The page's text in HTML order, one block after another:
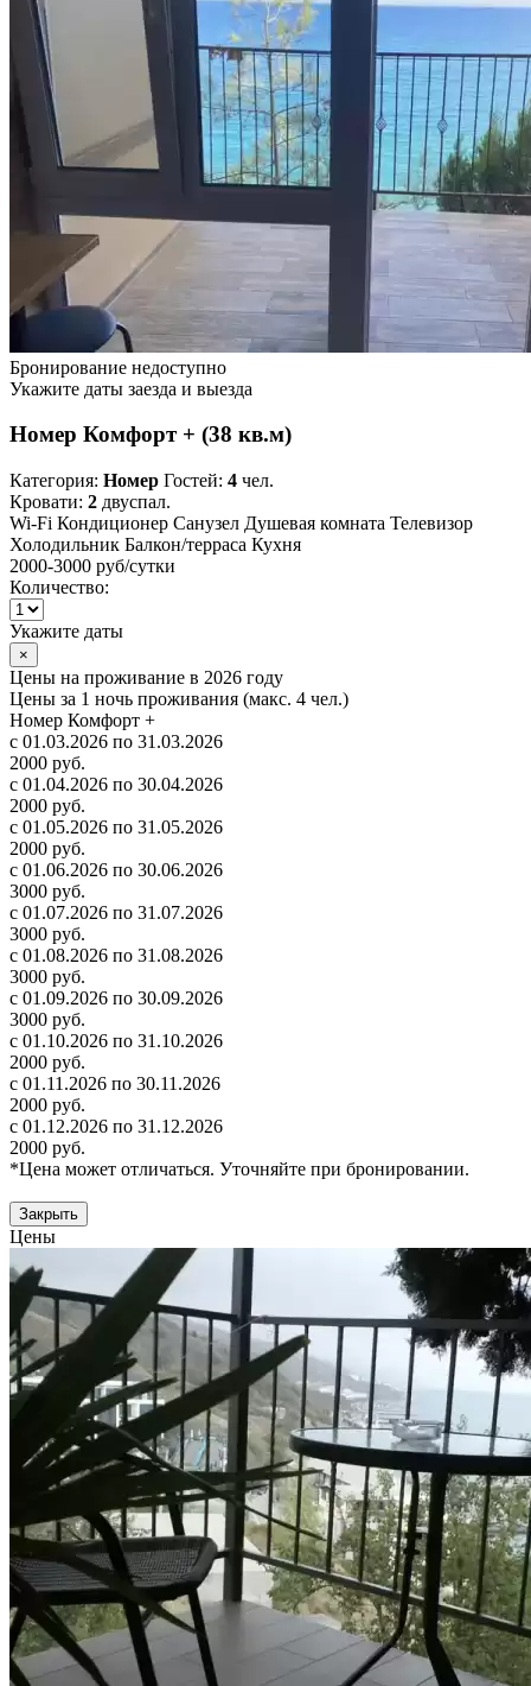
Бронирование недоступно
Укажите даты заезда и выезда
Номер Комфорт + (38 кв.м)
Категория: Номер Гостей: 4 чел.
Кровати: 2 двуспал.
Wi-Fi Кондиционер Санузел Душевая комната Телевизор
Холодильник Балкон/терраса Кухня
2000-3000 руб/сутки
Количество:
Укажите даты
×
Цены на проживание в 2026 году
Цены за 1 ночь проживания (макс. 4 чел.)
Номер Комфорт +
с 01.03.2026 по 31.03.2026
2000 руб.
с 01.04.2026 по 30.04.2026
2000 руб.
с 01.05.2026 по 31.05.2026
2000 руб.
с 01.06.2026 по 30.06.2026
3000 руб.
с 01.07.2026 по 31.07.2026
3000 руб.
с 01.08.2026 по 31.08.2026
3000 руб.
с 01.09.2026 по 30.09.2026
3000 руб.
с 01.10.2026 по 31.10.2026
2000 руб.
с 01.11.2026 по 30.11.2026
2000 руб.
с 01.12.2026 по 31.12.2026
2000 руб.
*Цена может отличаться. Уточняйте при бронировании.
Закрыть
Цены